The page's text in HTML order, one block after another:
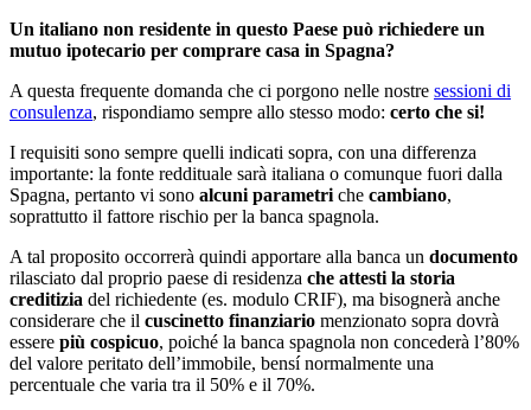
Un italiano non residente in questo Paese può richiedere un
mutuo ipotecario per comprare casa in Spagna?
A questa frequente domanda che ci porgono nelle nostre sessioni di
consulenza, rispondiamo sempre allo stesso modo: certo che si!
I requisiti sono sempre quelli indicati sopra, con una differenza
importante: la fonte reddituale sarà italiana o comunque fuori dalla
Spagna, pertanto vi sono alcuni parametri che cambiano,
soprattutto il fattore rischio per la banca spagnola.
A tal proposito occorrerà quindi apportare alla banca un documento
rilasciato dal proprio paese di residenza che attesti la storia
creditizia del richiedente (es. modulo CRIF), ma bisognerà anche
considerare che il cuscinetto finanziario menzionato sopra dovrà
essere più cospicuo, poiché la banca spagnola non concederà l’80%
del valore peritato dell’immobile, bensí normalmente una
percentuale che varia tra il 50% e il 70%.